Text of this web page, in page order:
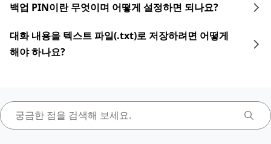
백업 PIN이란 무엇이며 어떻게 설정하면 되나요?
대화 내용을 텍스트 파일(.txt)로 저장하려면 어떻게
해야 하나요?